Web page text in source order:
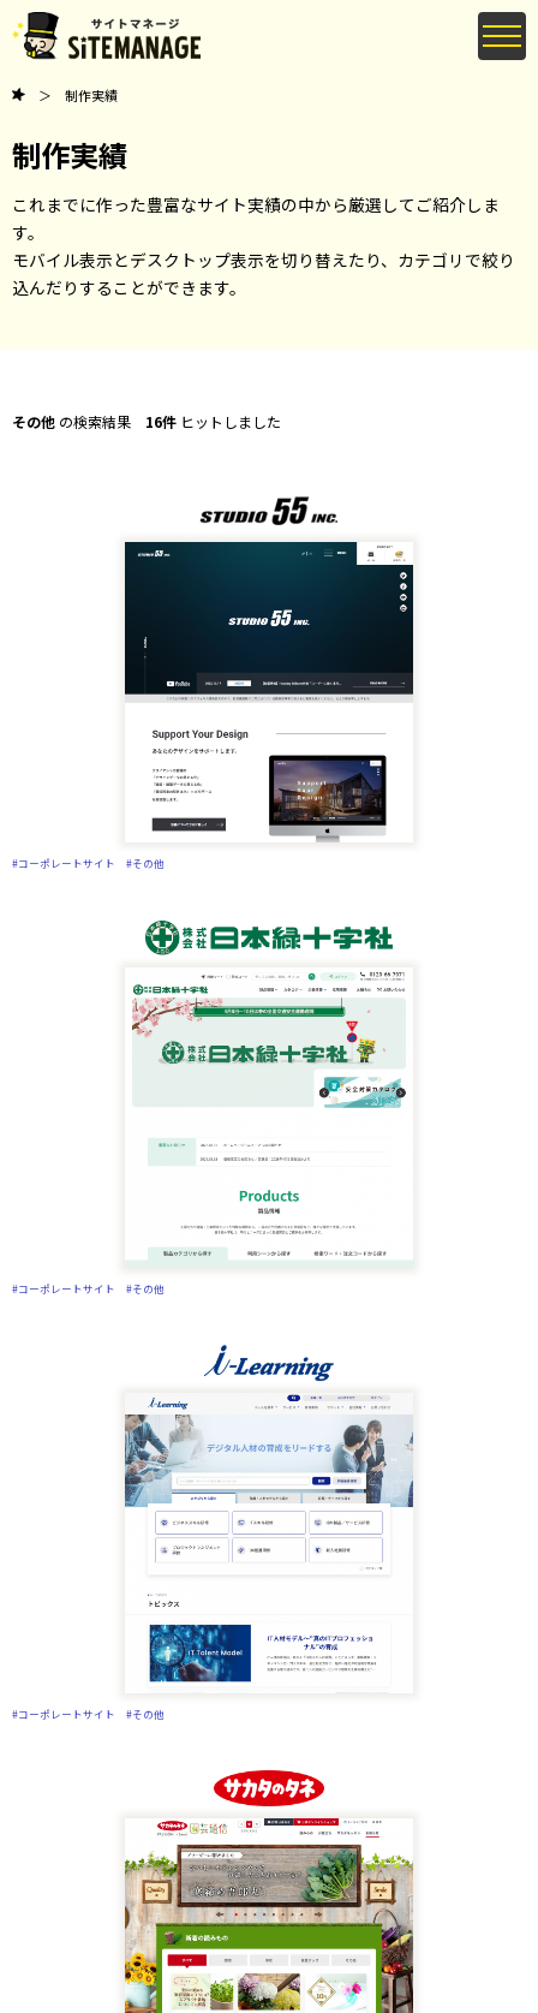
制作実績
制作実績
これまでに作った豊富なサイト実績の中から厳選してご紹介しま
す。
モバイル表示とデスクトップ表示を切り替えたり、カテゴリで絞り
込んだりすることができます。
その他 の検索結果 16件 ヒットしました
#コーポレートサイト #その他
#コーポレートサイト #その他
#コーポレートサイト #その他